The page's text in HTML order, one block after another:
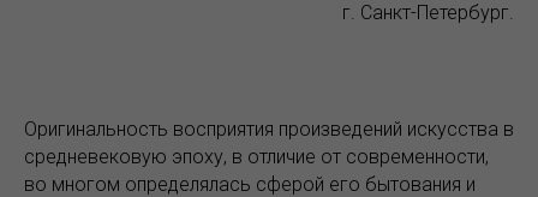
г. Санкт-Петербург.
Оригинальность восприятия произведений искусства в
средневековую эпоху, в отличие от современности,
во многом определялась сферой его бытования и